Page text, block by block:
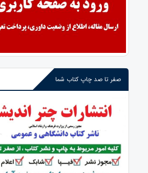
صفر تا صد چاپ کتاب شما